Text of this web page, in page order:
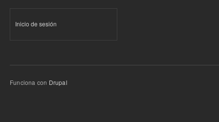
Inicio de sesión
Funciona con Drupal